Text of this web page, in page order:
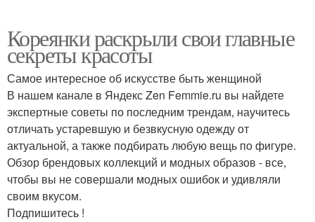
Кореянки раскрыли свои главные
секреты красоты
Самое интересное об искусстве быть женщиной
В нашем канале в Яндекс Zen Femmie.ru вы найдете
экспертные советы по последним трендам, научитесь
отличать устаревшую и безвкусную одежду от
актуальной, а также подбирать любую вещь по фигуре.
Обзор брендовых коллекций и модных образов - все,
чтобы вы не совершали модных ошибок и удивляли
своим вкусом.
Подпишитесь !